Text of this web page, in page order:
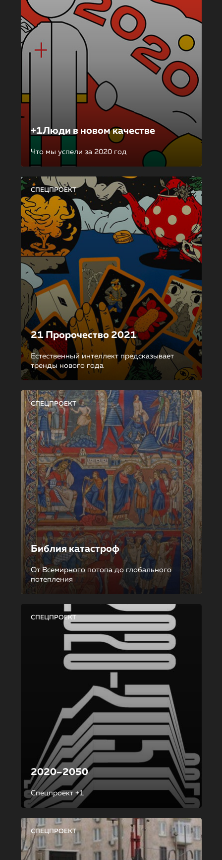
+1Люди в новом качестве
Что мы успели за 2020 год
СПЕЦПРОЕКТ
21 Пророчество 2021
Естественный интеллект предсказывает
тренды нового года
СПЕЦПРОЕКТ
Библия катастроф
От Всемирного потопа до глобального
потепления
СПЕЦПРОЕКТ
2020–2050
Спецпроект +1
СПЕЦПРОЕКТ